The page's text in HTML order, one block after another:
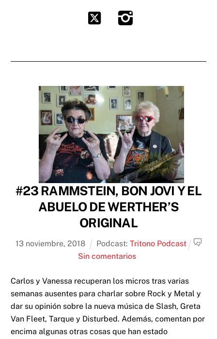
Twitter Instagram
#23 RAMMSTEIN, BON JOVI Y EL
ABUELO DE WERTHER’S
ORIGINAL
13 noviembre,2018 Podcast: Tritono Podcast
Sin comentarios
Carlos y Vanessa recuperan los micros tras varias
semanas ausentes para charlar sobre Rock y Metal y
dar su opinión sobre la nueva música de Slash, Greta
Van Fleet, Tarque y Disturbed. Además, comentan por
encima algunas otras cosas que han estado